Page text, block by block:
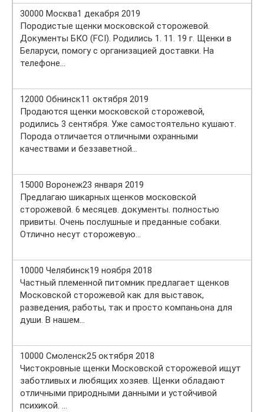
30000 Москва1 декабря 2019
Породистые щенки московской сторожевой.
Документы БКО (FCI). Родились 1. 11. 19 г. Щенки в
Беларуси, помогу с организацией доставки. На
телефоне…
12000 Обнинск11 октября 2019
Продаются щенки московской сторожевой,
родились 3 сентября. Уже самостоятельно кушают.
Порода отличается отличными охранными
качествами и беззаветной…
15000 Воронеж23 января 2019
Предлагаю шикарных щенков московской
сторожевой. 6 месяцев. документы. полностью
привиты. Очень послушные и преданные собаки.
Отлично несут сторожевую…
10000 Челябинск19 ноября 2018
Частный племенной питомник предлагает щенков
Московской сторожевой как для выставок,
разведения, работы, так и просто компаньона для
души. В нашем…
10000 Смоленск25 октября 2018
Чистокровные щенки Московской сторожевой ищут
заботливых и любящих хозяев. Щенки обладают
отличными природными данными и устойчивой
психикой. …